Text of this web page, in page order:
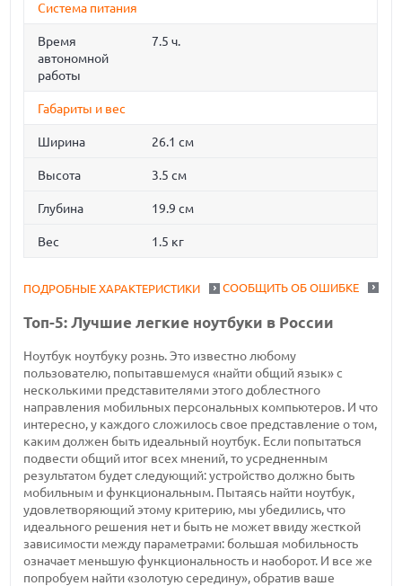
Система питания
Время
автономной
работы
7.5 ч.
Габариты и вес
Ширина 26.1 см
Высота 3.5 см
Глубина 19.9 см
Вес 1.5 кг
СООБЩИТЬ ОБ ОШИБКЕ
ПОДРОБНЫЕ ХАРАКТЕРИСТИКИ
Топ-5: Лучшие легкие ноутбуки в России
Ноутбук ноутбуку рознь. Это известно любому
пользователю, попытавшемуся «найти общий язык» с
несколькими представителями этого доблестного
направления мобильных персональных компьютеров. И что
интересно, у каждого сложилось свое представление о том,
каким должен быть идеальный ноутбук. Если попытаться
подвести общий итог всех мнений, то усредненным
результатом будет следующий: устройство должно быть
мобильным и функциональным. Пытаясь найти ноутбук,
удовлетворяющий этому критерию, мы убедились, что
идеального решения нет и быть не может ввиду жесткой
зависимости между параметрами: большая мобильность
означает меньшую функциональность и наоборот. И все же
попробуем найти «золотую середину», обратив ваше